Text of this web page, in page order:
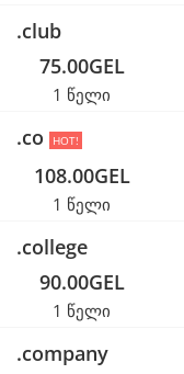
.club
75.00GEL
1 წელი
.co HOT!
108.00GEL
1 წელი
.college
90.00GEL
1 წელი
.company